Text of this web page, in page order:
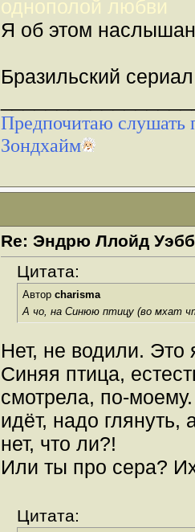
однополой любви
Я об этом
Бразильский
Предпочитаю слушать
Зондхайм
Re: Эндрю Ллойд
Цитата:
Автор charisma
А чо, на Синюю птицу (во мхат
Нет, не водили. Это
Синяя птица,
смотрела, по-
идёт, надо глянуть,
нет, что ли?!
Или ты про сера?
Цитата: